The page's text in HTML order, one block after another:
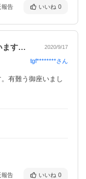
報告 いいね 0
とても使い易いので大変喜んでいます。有… 2020/9/17
tgf********さん
有難う御座いまし
報告 いいね 0